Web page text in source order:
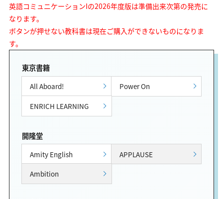
英語コミュニケーションIの2026年度版は準備出来次第の発売に
なります。
ボタンが押せない教科書は現在ご購入ができないものになりま
す。
東京書籍
All Aboard!
Power On
ENRICH LEARNING
開隆堂
Amity English
APPLAUSE
Ambition